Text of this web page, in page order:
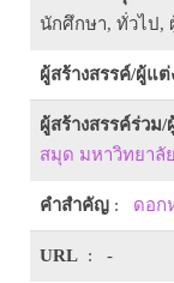
นักศึกษา, ทั่วไป,
ผู้สร้างสรรค์/ผู้แต่
ผู้สร้างสรรค์ร่วม/
สมุด มหาวิทยาลั
คำสำคัญ : ดอก
URL : -